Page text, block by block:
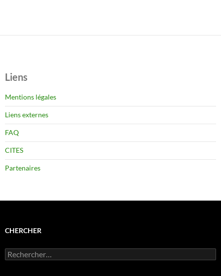
Liens
Mentions légales
Liens externes
FAQ
CITES
Partenaires
CHERCHER
Rechercher :